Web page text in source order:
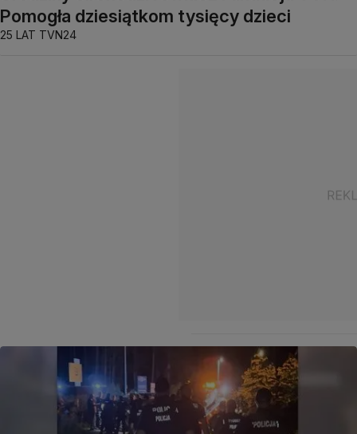
Pomogła dziesiątkom tysięcy dzieci
25 LAT TVN24